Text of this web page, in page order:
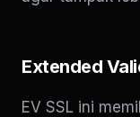
Extended
EV SSL ini